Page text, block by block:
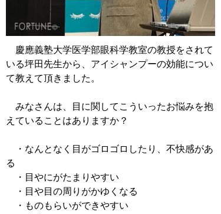
慶應義塾大学医学部眼科学教室の教授をされて
いる坪田先生から、アイシャンプーの効能につい
て教えて頂きました。
みなさんは、目に関してこういったお悩みを抱
えていることはありますか？
・なんとなく目がゴロゴロしたり、不快感があ
る
・目やにがたまりやすい
・目や目の周りがかゆくなる
・ものもらいができやすい